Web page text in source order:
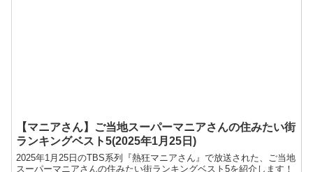
【マニアさん】ご当地スーパーマニアさんの住みたい街
ランキングベスト5(2025年1月25日)
2025年1月25日のTBS系列『熱狂マニアさん』で放送された、ご当地
スーパーマニアさんの住みたい街ランキングベスト5を紹介します！